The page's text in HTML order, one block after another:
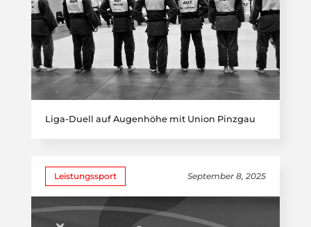
Liga-Duell auf Augenhöhe mit Union Pinzgau
Leistungssport September 8, 2025